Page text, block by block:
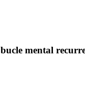
bucle mental